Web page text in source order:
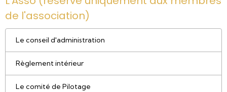
de l'association)
Le conseil d'administration
Règlement intérieur
Le comité de Pilotage